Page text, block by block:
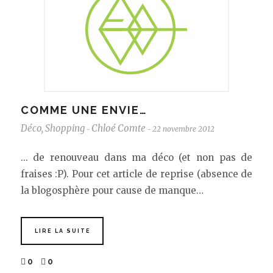
COMME UNE ENVIE…
Déco, Shopping - Chloé Comte - 22 novembre 2012
... de renouveau dans ma déco (et non pas de
fraises :P). Pour cet article de reprise (absence de
la blogosphère pour cause de manque…
LIRE LA SUITE
0 0